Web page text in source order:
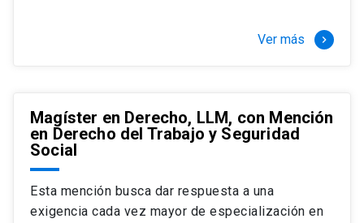
Ver más keyboard_arrow_right
Magíster en Derecho, LLM, con Mención
en Derecho del Trabajo y Seguridad
Social
Esta mención busca dar respuesta a una
exigencia cada vez mayor de especialización en